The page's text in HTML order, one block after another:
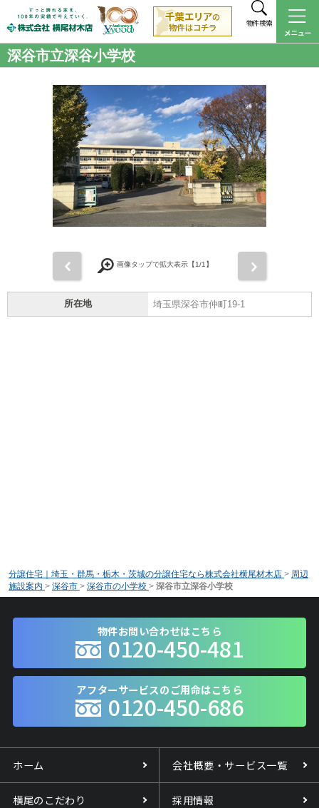
物件検索
深谷市立深谷小学校
画像タップで拡大表示【1/1】
所在地 埼玉県深谷市仲町19-1
分譲住宅｜埼玉・群馬・栃木・茨城の分譲住宅なら株式会社横尾材木店 > 周辺
施設案内 > 深谷市 > 深谷市の小学校 > 深谷市立深谷小学校
物件お問い合わせはこちら
0120-450-481
アフターサービスのご用命はこちら
0120-450-686
ホーム 会社概要・サービス一覧
横尾のこだわり 採用情報